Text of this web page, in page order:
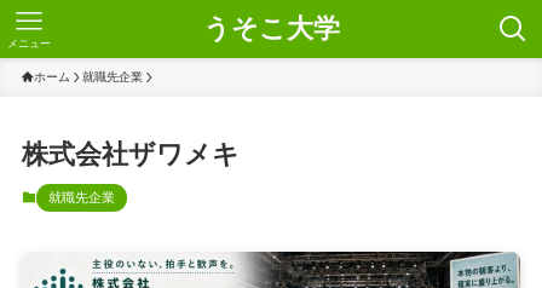
うそこ大学
メニュー
ホーム 就職先企業
株式会社ザワメキ
就職先企業